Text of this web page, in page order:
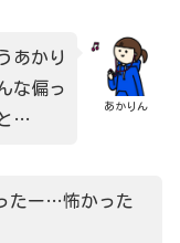
あかりん
あかり
な偏っ
…
たー…怖かった